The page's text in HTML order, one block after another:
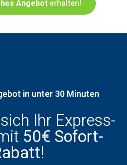
Angebot erhalten!
in unter 30 Minuten
Ihr Express-
50€ Sofort-
!